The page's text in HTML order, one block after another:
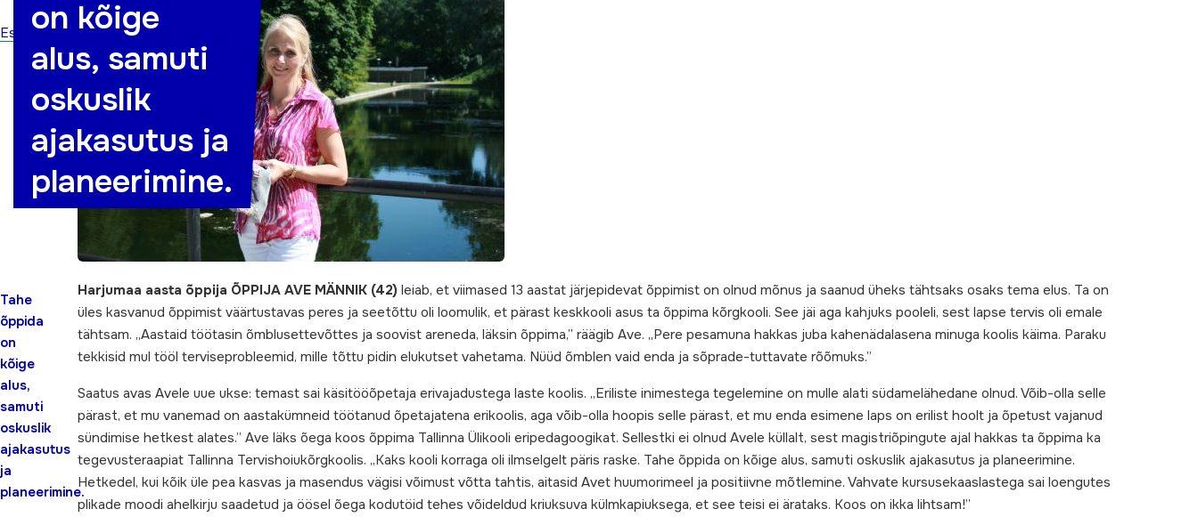
Esileht
Tahe
õppida
on
kõige
alus,
samuti
oskuslik
ajakasutus
ja
planeerimine.
on kõige
alus, samuti
oskuslik
ajakasutus ja
planeerimine.
Harjumaa aasta õppija ÕPPIJA AVE MÄNNIK (42) leiab, et viimased 13 aastat järjepidevat õppimist on olnud mõnus ja saanud üheks tähtsaks osaks tema elus. Ta on
üles kasvanud õppimist väärtustavas peres ja seetõttu oli loomulik, et pärast keskkooli asus ta õppima kõrgkooli. See jäi aga kahjuks pooleli, sest lapse tervis oli emale
tähtsam. „Aastaid töötasin õmblusettevõttes ja soovist areneda, läksin õppima,” räägib Ave. „Pere pesamuna hakkas juba kahenädalasena minuga koolis käima. Paraku
tekkisid mul tööl terviseprobleemid, mille tõttu pidin elukutset vahetama. Nüüd õmblen vaid enda ja sõprade-tuttavate rõõmuks.”
Saatus avas Avele uue ukse: temast sai käsitööõpetaja erivajadustega laste koolis. „Eriliste inimestega tegelemine on mulle alati südamelähedane olnud. Võib-olla selle
pärast, et mu vanemad on aastakümneid töötanud õpetajatena erikoolis, aga võib-olla hoopis selle pärast, et mu enda esimene laps on erilist hoolt ja õpetust vajanud
sündimise hetkest alates.” Ave läks õega koos õppima Tallinna Ülikooli eripedagoogikat. Sellestki ei olnud Avele küllalt, sest magistriõpingute ajal hakkas ta õppima ka
tegevusteraapiat Tallinna Tervishoiukõrgkoolis. „Kaks kooli korraga oli ilmselgelt päris raske. Tahe õppida on kõige alus, samuti oskuslik ajakasutus ja planeerimine.
Hetkedel, kui kõik üle pea kasvas ja masendus vägisi võimust võtta tahtis, aitasid Avet huumorimeel ja positiivne mõtlemine. Vahvate kursusekaaslastega sai loengutes
plikade moodi ahelkirju saadetud ja öösel õega kodutöid tehes võideldud kriuksuva külmkapiuksega, et see teisi ei ärataks. Koos on ikka lihtsam!”